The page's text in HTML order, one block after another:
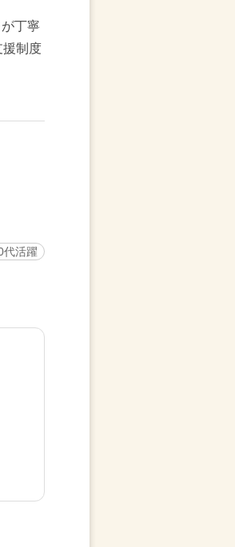
丁寧
援制度
代活躍